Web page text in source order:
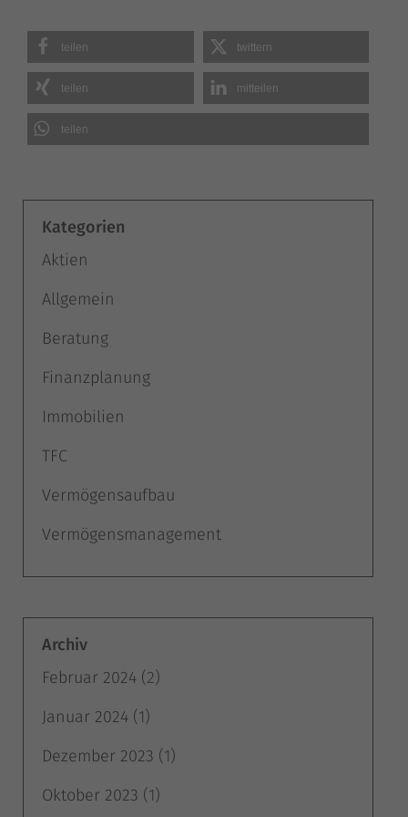
tei­len twit­tern
tei­len mit­tei­len
tei­len
Kategorien
Aktien
Allgemein
Beratung
Finanzplanung
Immobilien
TFC
Vermögensaufbau
Vermögensmanagement
Archiv
Februar 2024 (2)
Januar 2024 (1)
Dezember 2023 (1)
Oktober 2023 (1)